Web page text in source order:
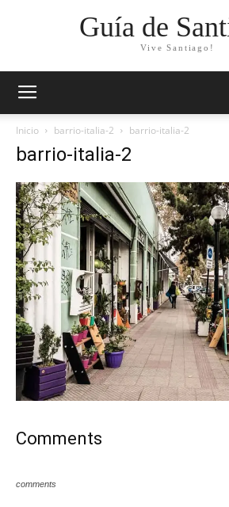
Guía de
Vive Santiago!
Inicio barrio-italia-2 barrio-italia-2
barrio-italia-2
Comments
comments